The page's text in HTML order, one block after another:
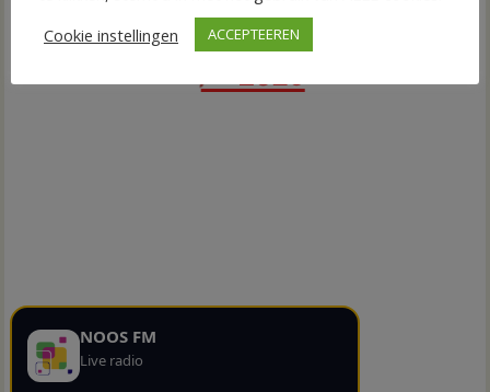
NOOS FM
Live radio
Cookie instellingen
ACCEPTEEREN